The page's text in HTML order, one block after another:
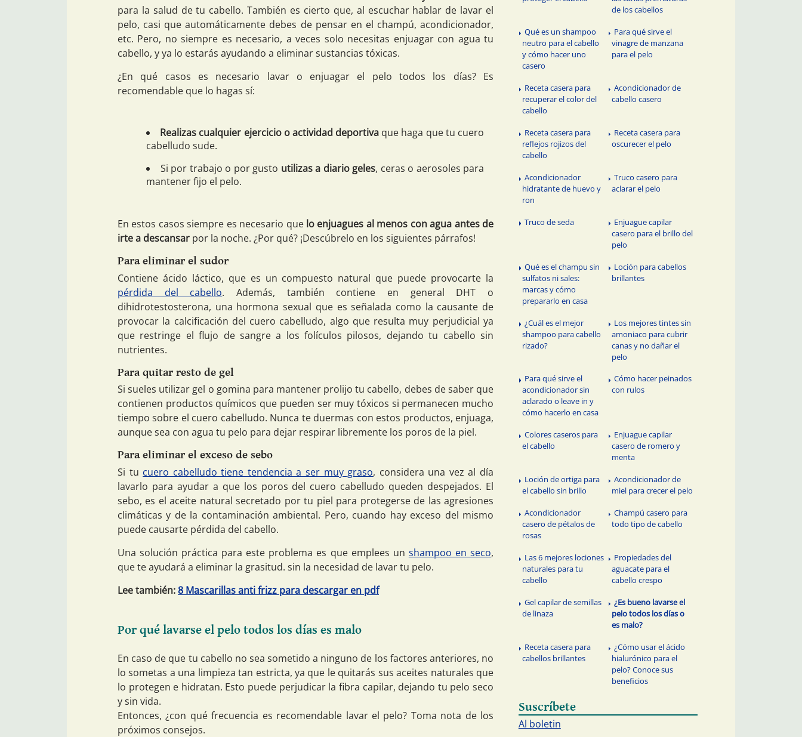
para la salud de tu cabello. También es cierto que, al escuchar hablar de lavar el
pelo, casi que automáticamente debes de pensar en el champú, acondicionador,
etc. Pero, no siempre es necesario, a veces solo necesitas enjuagar con agua tu
cabello, y ya lo estarás ayudando a eliminar sustancias tóxicas.
¿En qué casos es necesario lavar o enjuagar el pelo todos los días? Es
recomendable que lo hagas sí:
Realizas cualquier ejercicio o actividad deportiva que haga que tu cuero
cabelludo sude.
Si por trabajo o por gusto utilizas a diario geles, ceras o aerosoles para
mantener fijo el pelo.
En estos casos siempre es necesario quelo enjuagues al menos con agua antes de
irte a descansar por la noche. ¿Por qué? ¡Descúbrelo en los siguientes párrafos!
Para eliminar el sudor
Contiene ácido láctico, que es un compuesto natural que puede provocarte la
pérdida del cabello. Además, también contiene en general DHT o
dihidrotestosterona, una hormona sexual que es señalada como la causante de
provocar la calcificación del cuero cabelludo, algo que resulta muy perjudicial ya
que restringe el flujo de sangre a los folículos pilosos, dejando tu cabello sin
nutrientes.
Para quitar resto de gel
Si sueles utilizar gel o gomina para mantener prolijo tu cabello, debes de saber que
contienen productos químicos que pueden ser muy tóxicos si permanecen mucho
tiempo sobre el cuero cabelludo. Nunca te duermas con estos productos, enjuaga,
aunque sea con agua tu pelo para dejar respirar libremente los poros de la piel.
Para eliminar el exceso de sebo
Si tu cuero cabelludo tiene tendencia a ser muy graso, considera una vez al día
lavarlo para ayudar a que los poros del cuero cabelludo queden despejados. El
sebo, es el aceite natural secretado por tu piel para protegerse de las agresiones
climáticas y de la contaminación ambiental. Pero, cuando hay exceso del mismo
puede causarte pérdida del cabello.
Una solución práctica para este problema es que emplees un shampoo en seco,
que te ayudará a eliminar la grasitud. sin la necesidad de lavar tu pelo.
Lee también:8 Mascarillas anti frizz para descargar en pdf
Por qué lavarse el pelo todos los días es malo
En caso de que tu cabello no sea sometido a ninguno de los factores anteriores, no
lo sometas a una limpieza tan estricta, ya que le quitarás sus aceites naturales que
lo protegen e hidratan. Esto puede perjudicar la fibra capilar, dejando tu pelo seco
y sin vida.
Entonces, ¿con qué frecuencia es recomendable lavar el pelo? Toma nota de los
próximos consejos.
de los cabellos
Qué es un shampoo
neutro para el cabello
y cómo hacer uno
casero
Para qué sirve el
vinagre de manzana
para el pelo
Receta casera para
recuperar el color del
cabello
Acondicionador de
cabello casero
Receta casera para
reflejos rojizos del
cabello
Receta casera para
oscurecer el pelo
Acondicionador
hidratante de huevo y
ron
Truco casero para
aclarar el pelo
Truco de seda
Enjuague capilar
casero para el brillo del
pelo
Qué es el champu sin
sulfatos ni sales:
marcas y cómo
prepararlo en casa
Loción para cabellos
brillantes
¿Cuál es el mejor
shampoo para cabello
rizado?
Los mejores tintes sin
amoniaco para cubrir
canas y no dañar el
pelo
Para qué sirve el
acondicionador sin
aclarado o leave in y
cómo hacerlo en casa
Cómo hacer peinados
con rulos
Colores caseros para
el cabello
Enjuague capilar
casero de romero y
menta
Loción de ortiga para
el cabello sin brillo
Acondicionador de
miel para crecer el pelo
Acondicionador
casero de pétalos de
rosas
Champú casero para
todo tipo de cabello
Las 6 mejores lociones
naturales para tu
cabello
Propiedades del
aguacate para el
cabello crespo
Gel capilar de semillas
de linaza
¿Es bueno lavarse el
pelo todos los días o
es malo?
Receta casera para
cabellos brillantes
¿Cómo usar el ácido
hialurónico para el
pelo? Conoce sus
beneficios
Suscríbete
Al boletin